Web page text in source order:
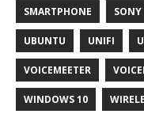
SMARTPHONE SONY
UBUNTU UNIFI
VOICEMEETER
WINDOWS 10